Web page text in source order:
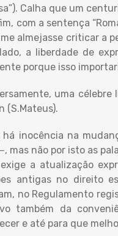
Calha que um
com a sentença
almejasse criticar a
a liberdade de
porque isso
uma
(S.Mateus).
há inocência na
mas não por isto as
a atualização
antigas no direito
no Regulamento
também da
e até para que